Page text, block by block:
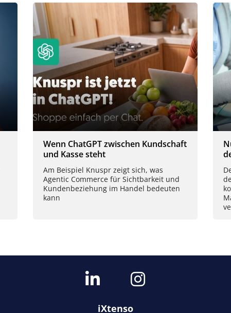
Wenn ChatGPT zwischen Kundschaft
und Kasse steht
Am Beispiel Knuspr zeigt sich, was
Agentic Commerce für Sichtbarkeit und
Kundenbeziehung im Handel bedeuten
kann
iXtenso